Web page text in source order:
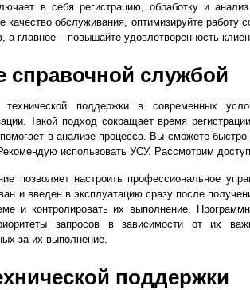
в себя регистрацию, обработку и
качество обслуживания, оптимизируйте работу
а главное – повышайте удовлетворенность
справочной службой
поддержки в современных
Такой подход сокращает время
в анализе процесса. Вы сможете
использовать УСУ. Рассмотрим
позволяет настроить профессиональное
и введен в эксплуатацию сразу после
и контролировать их выполнение.
запросов в зависимости от их
за их выполнение.
поддержки